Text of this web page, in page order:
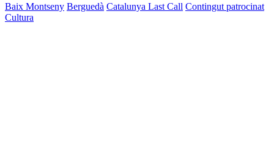
Baix Montseny Berguedà Catalunya Last Call Contingut patrocinat
Cultura